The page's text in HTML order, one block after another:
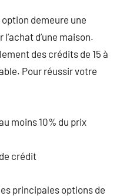
option demeure une
d’une maison.
des crédits de 15 à
Pour réussir votre
moins 10% du prix
crédit
principales options de